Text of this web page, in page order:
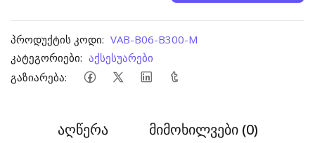
პროდუქტის კოდი: VAB-B06-B300-M
კატეგორიები: აქსესუარები
გაზიარება:
აღწერა მიმოხილვები (0)